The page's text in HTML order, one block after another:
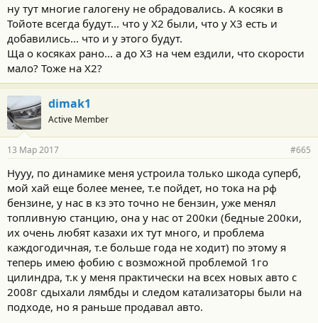
ну тут многие галогену не обрадовались. А косяки в
Тойоте всегда будут... что у Х2 были, что у Х3 есть и
добавились... что и у этого будут.
Ща о косяках рано... а до Х3 на чем ездили, что скорости
мало? Тоже на Х2?
dimak1
Active Member
13 Мар 2017 #665
Нууу, по динамике меня устроила только шкода суперб,
мой хай еще более менее, т.е пойдет, но тока на рф
бензине, у нас в кз это точно не бензин, уже менял
топливную станцию, она у нас от 200ки (бедные 200ки,
их очень любят казахи их тут много, и проблема
каждогодичная, т.е больше года не ходит) по этому я
теперь имею фобию с возможной проблемой 1го
цилиндра, т.к у меня практически на всех новых авто с
2008г сдыхали лямбды и следом катализаторы были на
подходе, но я раньше продавал авто.